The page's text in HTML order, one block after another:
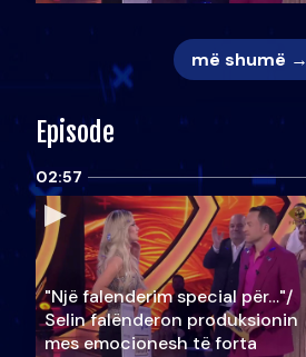
më shumë →
Episode
02:57
"Një falenderim special për…"/
Selin falënderon produksionin
mes emocionesh të forta